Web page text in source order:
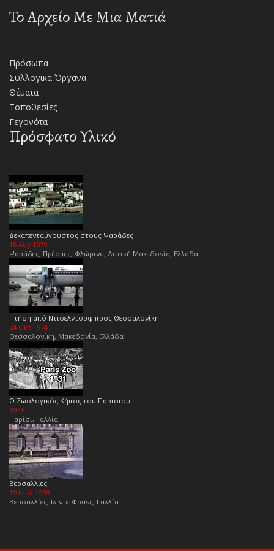
Το Αρχείο Με Μια Ματιά
Πρόσωπα
Συλλογικά Όργανα
Θέματα
Τοποθεσίες
Γεγονότα
Πρόσφατο Υλικό
Δεκαπενταύγουστος στους Ψαράδες
15 Αυγ 1979
Ψαράδες, Πρέσπες, Φλώρινα, Δυτική Μακεδονία, Ελλάδα
Πτήση από Ντισελντορφ προς Θεσσαλονίκη
24 Οκτ 1974
Θεσσαλονίκη, Μακεδονία, Ελλάδα
Ο Ζωολογικός Κήπος του Παρισιού
1931
Παρίσι, Γαλλία
Βερσαλλίες
19 Ιουλ 1969
Βερσαλλίες, Ιλ-ντε-Φρανς, Γαλλία